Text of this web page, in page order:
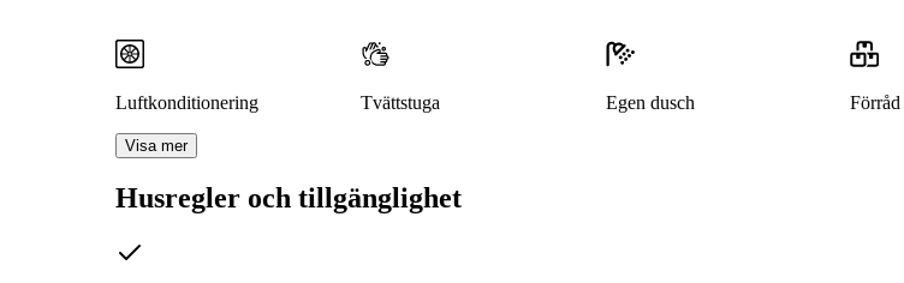
Luftkonditionering Tvättstuga Egen dusch Förråd
Visa mer
Husregler och tillgänglighet